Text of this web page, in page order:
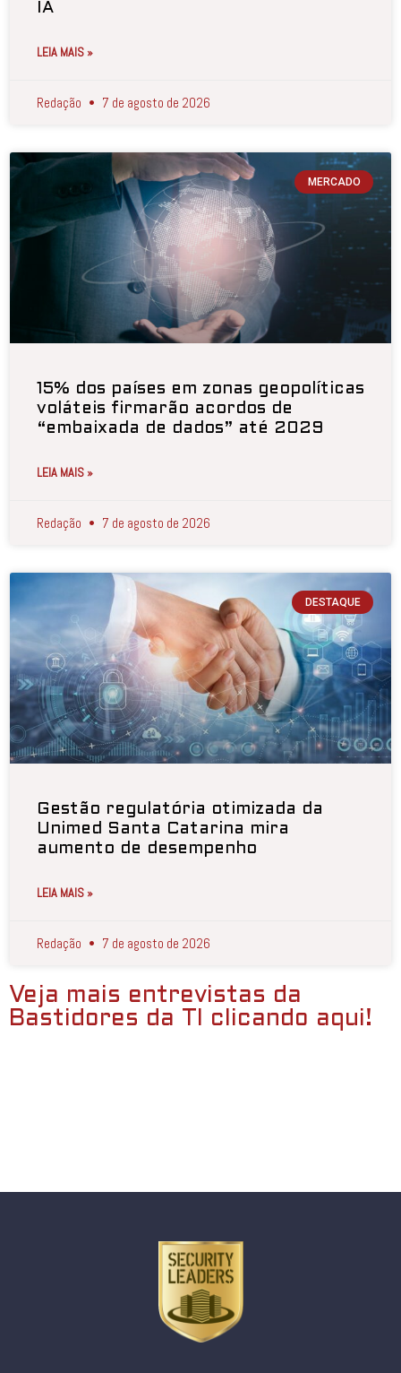
IA
LEIA MAIS »
Redação 7 de agosto de 2026
MERCADO
15% dos países em zonas geopolíticas
voláteis firmarão acordos de
“embaixada de dados” até 2029
LEIA MAIS »
Redação 7 de agosto de 2026
DESTAQUE
Gestão regulatória otimizada da
Unimed Santa Catarina mira
aumento de desempenho
LEIA MAIS »
Redação 7 de agosto de 2026
Veja mais entrevistas da
Bastidores da TI clicando aqui!